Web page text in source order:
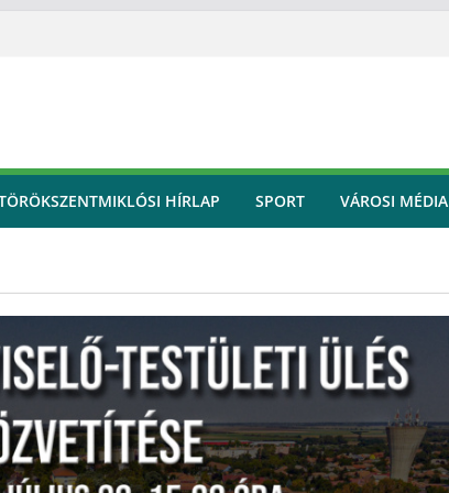
HÍRLAP SPORT VÁROSI MÉDIA